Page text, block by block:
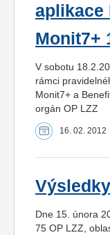
aplikace
Monit7+
V sobotu
rámci
Monit7+ a
orgán OP LZZ
16. 02. 2012
Dne 15. února
75 OP LZZ,